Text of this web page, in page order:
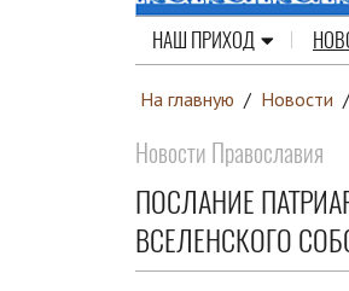
НАШ ПРИХОД
На главную / Новости /
Новости Православия
ПОСЛАНИЕ
ВСЕЛЕНСКОГО